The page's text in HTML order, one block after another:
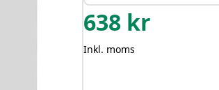
638 kr
Inkl. moms